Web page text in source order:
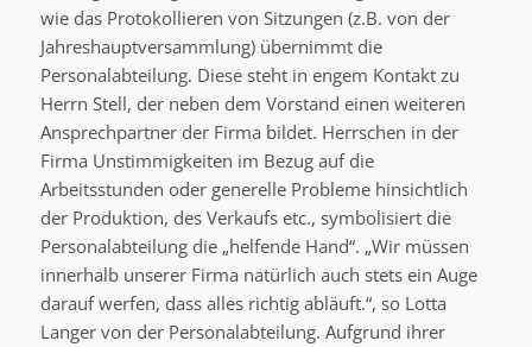
wie das Protokollieren von Sitzungen (z.B. von der
Jahreshauptversammlung) übernimmt die
Personalabteilung. Diese steht in engem Kontakt zu
Herrn Stell, der neben dem Vorstand einen weiteren
Ansprechpartner der Firma bildet. Herrschen in der
Firma Unstimmigkeiten im Bezug auf die
Arbeitsstunden oder generelle Probleme hinsichtlich
der Produktion, des Verkaufs etc., symbolisiert die
Personalabteilung die „helfende Hand“. „Wir müssen
innerhalb unserer Firma natürlich auch stets ein Auge
darauf werfen, dass alles richtig abläuft.“, so Lotta
Langer von der Personalabteilung. Aufgrund ihrer